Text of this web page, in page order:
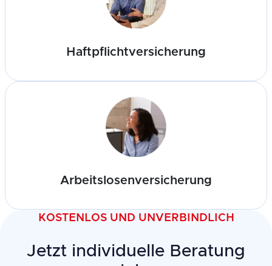
Haftpflichtversicherung
Arbeitslosenversicherung
KOSTENLOS UND UNVERBINDLICH
Jetzt individuelle Beratung